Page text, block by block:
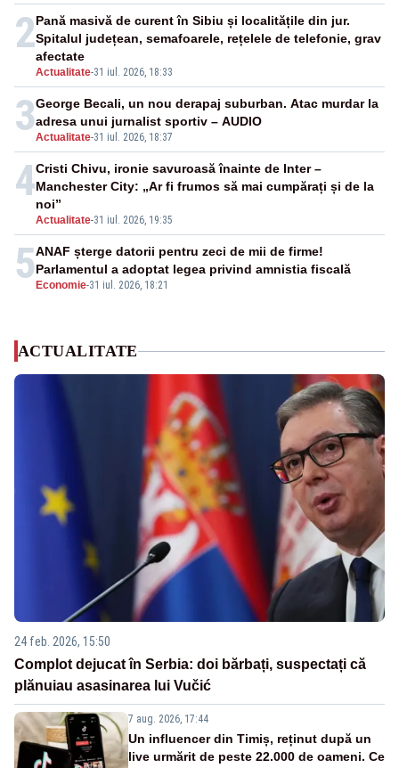
2
Actualitate-31 iul. 2026, 18:33
Pană masivă de curent în Sibiu și localitățile din jur.
Spitalul județean, semafoarele, rețelele de telefonie, grav
afectate
3Actualitate-31 iul. 2026, 18:37
George Becali, un nou derapaj suburban. Atac murdar la
adresa unui jurnalist sportiv – AUDIO
4
Actualitate-31 iul. 2026, 19:35
Cristi Chivu, ironie savuroasă înainte de Inter –
Manchester City: „Ar fi frumos să mai cumpărați și de la
noi”
5 Economie-31 iul. 2026, 18:21
ANAF șterge datorii pentru zeci de mii de firme!
Parlamentul a adoptat legea privind amnistia fiscală
ACTUALITATE
24 feb. 2026, 15:50
Complot dejucat în Serbia: doi bărbați, suspectați că
plănuiau asasinarea lui Vučić
7 aug. 2026, 17:44
Un influencer din Timiș, reținut după un
live urmărit de peste 22.000 de oameni. Ce